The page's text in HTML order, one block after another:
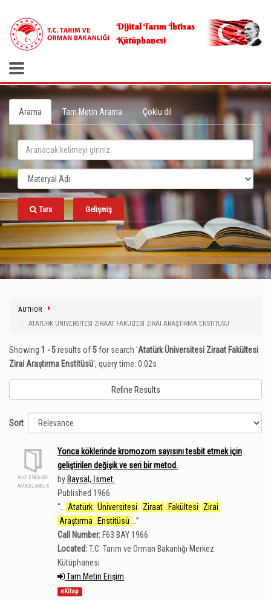
Dijital Tarım İhtisas
Kütüphanesi
Arama Tam Metin Arama Çoklu dil
Tara Gelişmiş
AUTHOR
ATATÜRK ÜNIVERSITESI ZIRAAT FAKÜLTESI ZIRAI ARAŞTIRMA ENSTITÜSÜ
Showing 1 - 5results of5for search 'Atatürk Üniversitesi Ziraat Fakültesi
Zirai Araştırma Enstitüsü', query time: 0.02s
Refine Results
Sort
Yonca köklerinde kromozom sayısını tesbit etmek için
geliştirilen değişik ve seri bir metod.
by Baysal, İsmet.
Published 1966
“
Atatürk Üniversitesi Ziraat Fakültesi
Zirai
Araştırma
Enstitüsü ...”
Call Number: F63 BAY 1966
Located:T.C. Tarım ve Orman Bakanlığı Merkez
Kütüphanesi
Tam Metin Erişim
eKitap